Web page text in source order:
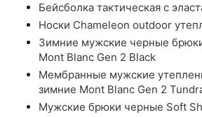
Бейсболка тактическая с
Носки Chameleon outdoor
Зимние мужские черные
Mont Blanc Gen 2 Black
Мембранные мужские
зимние Mont Blanc Gen 2
Мужские брюки черные Soft